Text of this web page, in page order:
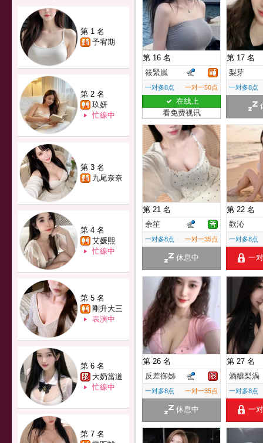
第 1 名
予宥期
第 2 名
玖妍
忙線中
第 3 名
九尾奈奈
第 4 名
艾媛熙
忙線中
第 5 名
剛升大三
表演中
第 6 名
大奶當道
忙線中
第 7 名
第 16 名
筱緊嵐
一对多8点 一对一50点
在线上
看免费视讯
第 17 名
梨芽
一对多8点
第 21 名
余笙
一对多8点 一对一35点
休息中
第 22 名
歡沁
一对多8点
一
第 26 名
反差御姊
一对多8点 一对一35点
休息中
第 27 名
酒釀梨渦
一对多8点
一